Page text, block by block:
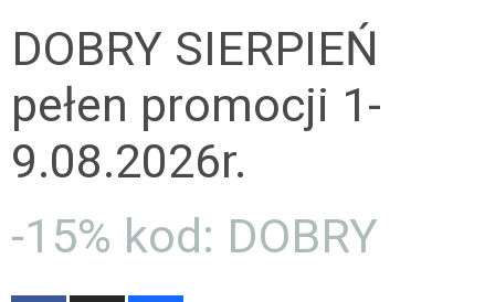
DOBRY SIERPIEŃ
pełen promocji 1-
9.08.2026r.
-15% kod: DOBRY